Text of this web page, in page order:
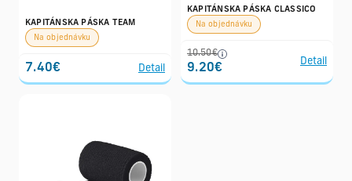
KAPITÁNSKA PÁSKA TEAM
Na objednávku
7.40€ Detail
KAPITÁNSKA PÁSKA CLASSICO
Na objednávku
10.50€
9.20€
Detail